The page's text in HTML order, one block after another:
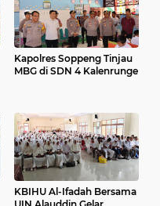
Kapolres Soppeng Tinjau
MBG di SDN 4 Kalenrunge
KBIHU Al-Ifadah Bersama